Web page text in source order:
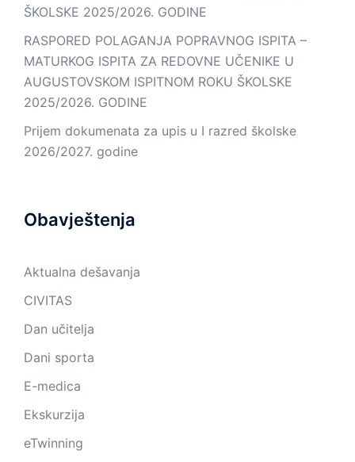
ŠKOLSKE 2025/2026. GODINE
RASPORED POLAGANJA POPRAVNOG ISPITA –
MATURKOG ISPITA ZA REDOVNE UČENIKE U
AUGUSTOVSKOM ISPITNOM ROKU ŠKOLSKE
2025/2026. GODINE
Prijem dokumenata za upis u I razred školske
2026/2027. godine
Obavještenja
Aktualna dešavanja
CIVITAS
Dan učitelja
Dani sporta
E-medica
Ekskurzija
eTwinning